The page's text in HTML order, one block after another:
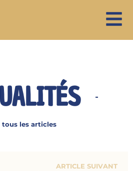
tous les articles
ARTICLE SUIVANT